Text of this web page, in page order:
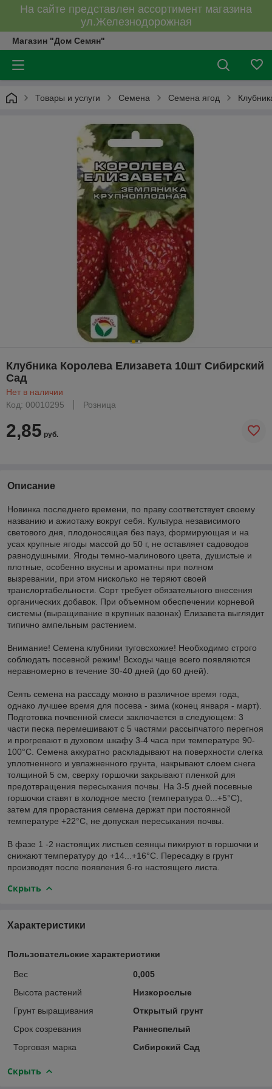
На сайте представлен ассортимент магазина
ул.Железнодорожная
Магазин "Дом Семян"
Товары и услуги Семена Семена ягод
Клубника Королева Елизавета 10шт Сибирский
Сад
Нет в наличии
Код: 00010295
Розница
2,85 руб.
Описание
Новинка последнего времени, по праву соответствует своему
названию и ажиотажу вокруг себя. Культура независимого
светового дня, плодоносящая без пауз, формирующая и на
усах крупные ягоды массой до 50 г, не оставляет садоводов
равнодушными. Ягоды темно-малинового цвета, душистые и
плотные, особенно вкусны и ароматны при полном
вызревании, при этом нисколько не теряют своей
транслортабельности. Сорт требует обязательного внесения
органических добавок. При объемном обеспечении корневой
системы (выращивание в крупных вазонах) Елизавета выглядит
типично ампельным растением.
Внимание! Семена клубники туговсхожие! Необходимо строго
соблюдать посевной режим! Всходы чаще всего появляются
неравномерно в течение 30-40 дней (до 60 дней).
Сеять семена на рассаду можно в различное время года,
однако лучшее время для посева - зима (конец января - март).
Подготовка почвенной смеси заключается в следующем: 3
части песка перемешивают с 5 частями рассыпчатого перегноя
и прогревают в духовом шкафу 3-4 часа при температуре 90-
100°С. Семена аккуратно раскладывают на поверхности слегка
уплотненного и увлажненного грунта, накрывают слоем снега
толщиной 5 см, сверху горшочки закрывают пленкой для
предотвращения пересыхания почвы. На 3-5 дней посевные
горшочки ставят в холодное место (температура 0...+5°C),
затем для прорастания семена держат при постоянной
температуре +22°С, не допуская пересыхания почвы.
В фазе 1 -2 настоящих листьев сеянцы пикируют в горшочки и
снижают температуру до +14...+16°С. Пересадку в грунт
производят после появления 6-го настоящего листа.
Скрыть
Характеристики
Пользовательские характеристики
Вес
0,005
Высота растений
Низкорослые
Грунт выращивания
Открытый грунт
Срок созревания
Раннеспелый
Торговая марка
Сибирский Сад
Скрыть